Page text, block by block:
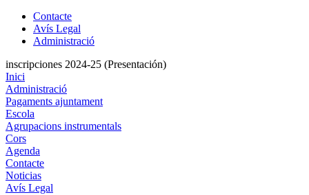
Contacte
Avís Legal
Administració
inscripciones 2024-25 (Presentación)
Inici
Administració
Pagaments ajuntament
Escola
Agrupacions instrumentals
Cors
Agenda
Contacte
Noticias
Avís Legal